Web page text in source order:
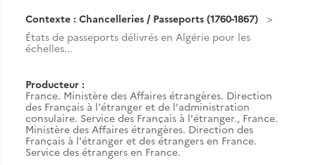
Contexte : Chancelleries / Passeports (1760-1867)
États de passeports délivrés en Algérie pour les
échelles...
Producteur :
France. Ministère des Affaires étrangères. Direction
des Français à l'étranger et de l'administration
consulaire. Service des Français à l'étranger., France.
Ministère des Affaires étrangères. Direction des
Français à l'étranger et des étrangers en France.
Service des étrangers en France.